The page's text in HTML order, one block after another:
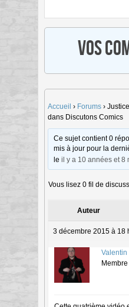
Vos
Accueil › Forums ›
dans Discutons Comics
Ce sujet contient 0
mis à jour pour la
leil y a 10 années et 8
Vous lisez 0 fil de
Auteur
3 décembre 2015 à 18
Valentin
Membre